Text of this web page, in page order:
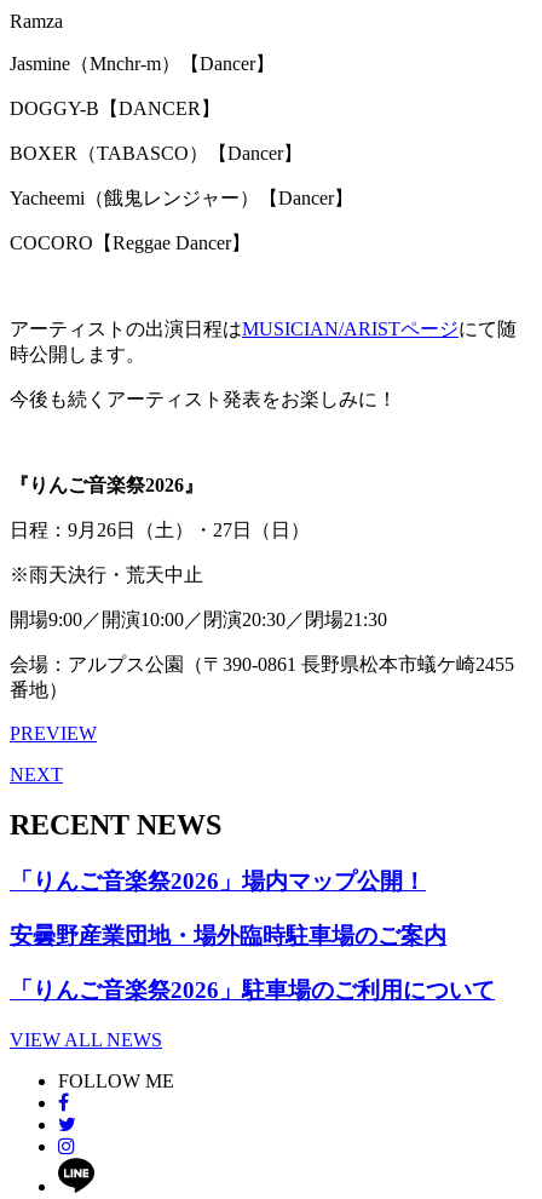
Ramza
Jasmine（Mnchr-m）【Dancer】
DOGGY-B【DANCER】
BOXER（TABASCO）【Dancer】
Yacheemi（餓鬼レンジャー）【Dancer】
COCORO【Reggae Dancer】
アーティストの出演日程はMUSICIAN/ARISTページにて随
時公開します。
今後も続くアーティスト発表をお楽しみに！
『りんご音楽祭2026』
日程：9月26日（土）・27日（日）
※雨天決行・荒天中止
開場9:00／開演10:00／閉演20:30／閉場21:30
会場：アルプス公園（〒390-0861 長野県松本市蟻ケ崎2455
番地）
PREVIEW
NEXT
RECENT NEWS
「りんご音楽祭2026」場内マップ公開！
安曇野産業団地・場外臨時駐車場のご案内
「りんご音楽祭2026」駐車場のご利用について
VIEW ALL NEWS
FOLLOW ME